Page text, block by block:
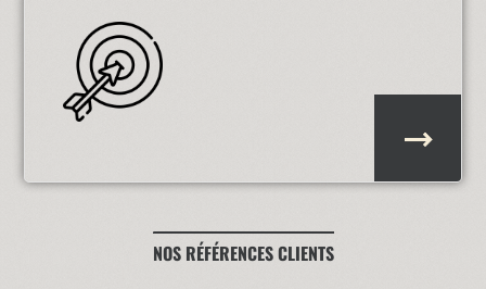
NOS RÉFÉRENCES CLIENTS